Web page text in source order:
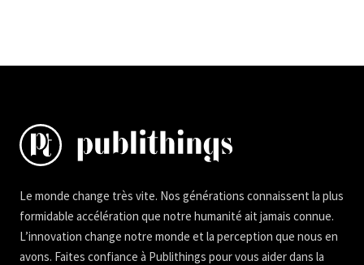
Le monde change très vite. Nos générations connaissent la plus
formidable accélération que notre humanité ait jamais connue.
L’innovation change notre monde et la perception que nous en
avons. Faites confiance à Publithings pour vous aider dans la